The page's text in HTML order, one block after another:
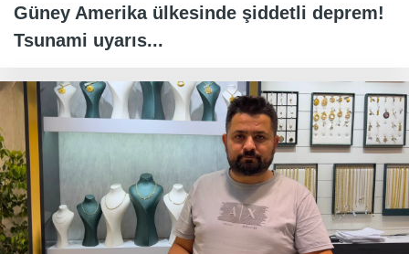
Güney Amerika ülkesinde şiddetli deprem!
Tsunami uyarıs...